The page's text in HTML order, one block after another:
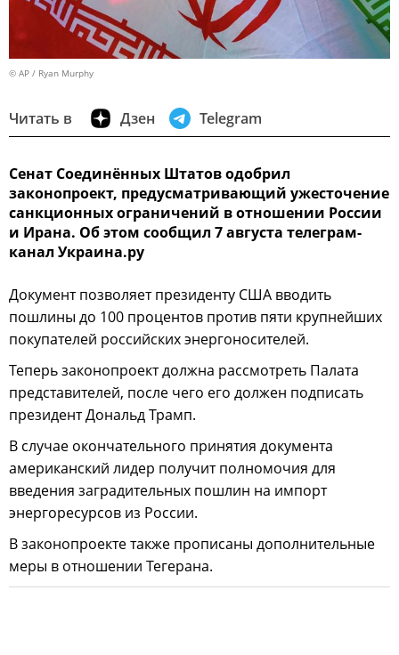
© AP / Ryan Murphy
Читать в Дзен Telegram
Сенат Соединённых Штатов одобрил
законопроект, предусматривающий ужесточение
санкционных ограничений в отношении России
и Ирана. Об этом сообщил 7 августа телеграм-
канал Украина.ру
Документ позволяет президенту США вводить
пошлины до 100 процентов против пяти крупнейших
покупателей российских энергоносителей.
Теперь законопроект должна рассмотреть Палата
представителей, после чего его должен подписать
президент Дональд Трамп.
В случае окончательного принятия документа
американский лидер получит полномочия для
введения заградительных пошлин на импорт
энергоресурсов из России.
В законопроекте также прописаны дополнительные
меры в отношении Тегерана.